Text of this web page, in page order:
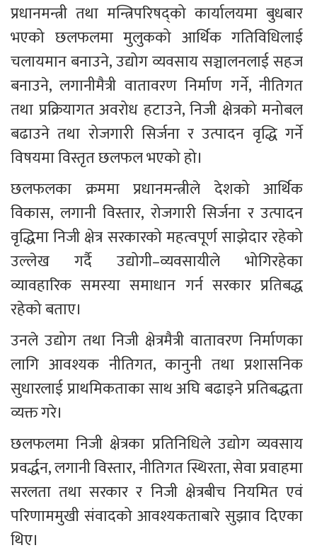
प्रधानमन्त्री तथा मन्त्रिपरिषद्को कार्यालयमा बुधबार
भएको छलफलमा मुलुकको आर्थिक गतिविधिलाई
चलायमान बनाउने, उद्योग व्यवसाय सञ्चालनलाई सहज
बनाउने, लगानीमैत्री वातावरण निर्माण गर्ने, नीतिगत
तथा प्रक्रियागत अवरोध हटाउने, निजी क्षेत्रको मनोबल
बढाउने तथा रोजगारी सिर्जना र उत्पादन वृद्धि गर्ने
विषयमा विस्तृत छलफल भएको हो।
छलफलका क्रममा प्रधानमन्त्रीले देशको आर्थिक
विकास, लगानी विस्तार, रोजगारी सिर्जना र उत्पादन
वृद्धिमा निजी क्षेत्र सरकारको महत्वपूर्ण साझेदार रहेको
उल्लेख गर्दै उद्योगी–व्यवसायीले भोगिरहेका
व्यावहारिक समस्या समाधान गर्न सरकार प्रतिबद्ध
रहेको बताए।
उनले उद्योग तथा निजी क्षेत्रमैत्री वातावरण निर्माणका
लागि आवश्यक नीतिगत, कानुनी तथा प्रशासनिक
सुधारलाई प्राथमिकताका साथ अघि बढाइने प्रतिबद्धता
व्यक्त गरे।
छलफलमा निजी क्षेत्रका प्रतिनिधिले उद्योग व्यवसाय
प्रवर्द्धन, लगानी विस्तार, नीतिगत स्थिरता, सेवा प्रवाहमा
सरलता तथा सरकार र निजी क्षेत्रबीच नियमित एवं
परिणाममुखी संवादको आवश्यकताबारे सुझाव दिएका
थिए।